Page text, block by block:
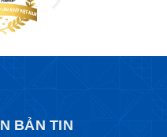
BẢN TIN